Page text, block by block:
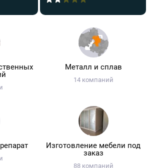
Металл и сплав
14 компаний
Изготовление мебели под
заказ
88 компаний